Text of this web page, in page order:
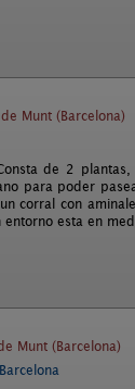
Munt (Barcelona)
de 2
para poder
corral con
esta en
Munt (Barcelona)